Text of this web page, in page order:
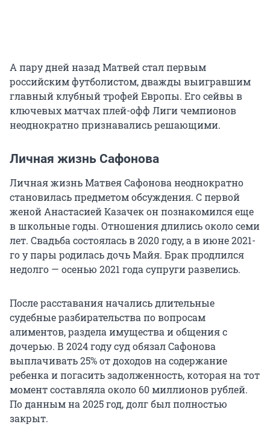
А пару дней назад Матвей стал первым
российским футболистом, дважды выигравшим
главный клубный трофей Европы. Его сейвы в
ключевых матчах плей-офф Лиги чемпионов
неоднократно признавались решающими.
Личная жизнь Сафонова
Личная жизнь Матвея Сафонова неоднократно
становилась предметом обсуждения. С первой
женой Анастасией Казачек он познакомился еще
в школьные годы. Отношения длились около семи
лет. Свадьба состоялась в 2020 году, а в июне 2021-
го у пары родилась дочь Майя. Брак продлился
недолго — осенью 2021 года супруги развелись.
После расставания начались длительные
судебные разбирательства по вопросам
алиментов, раздела имущества и общения с
дочерью. В 2024 году суд обязал Сафонова
выплачивать 25% от доходов на содержание
ребенка и погасить задолженность, которая на тот
момент составляла около 60 миллионов рублей.
По данным на 2025 год, долг был полностью
закрыт.